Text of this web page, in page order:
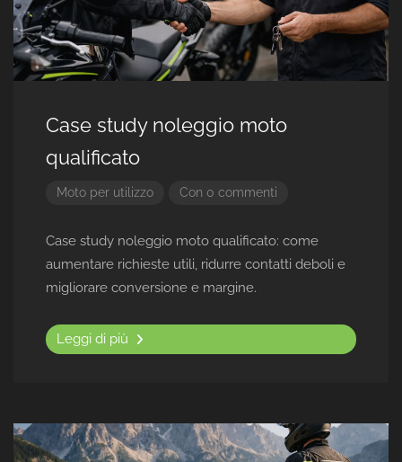
Case study noleggio moto
qualificato
Moto per utilizzo Con 0 commenti
Case study noleggio moto qualificato: come
aumentare richieste utili, ridurre contatti deboli e
migliorare conversione e margine.
Leggi di più